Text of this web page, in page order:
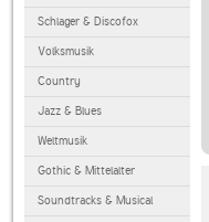
Schlager & Discofox
Volksmusik
Country
Jazz & Blues
Weltmusik
Gothic & Mittelalter
Soundtracks & Musical